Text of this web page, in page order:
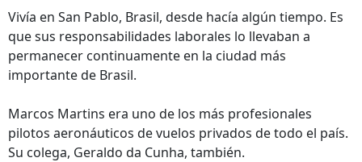
Vivía en San Pablo, Brasil, desde hacía algún tiempo. Es
que sus responsabilidades laborales lo llevaban a
permanecer continuamente en la ciudad más
importante de Brasil.
Marcos Martins era uno de los más profesionales
pilotos aeronáuticos de vuelos privados de todo el país.
Su colega, Geraldo da Cunha, también.